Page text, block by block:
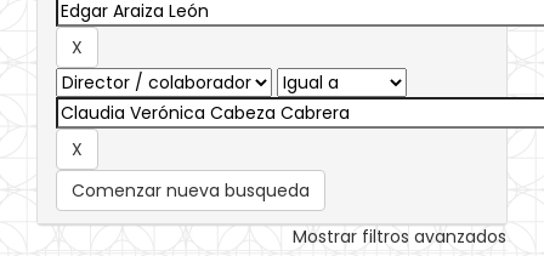
Comenzar nueva busqueda
Mostrar filtros avanzados